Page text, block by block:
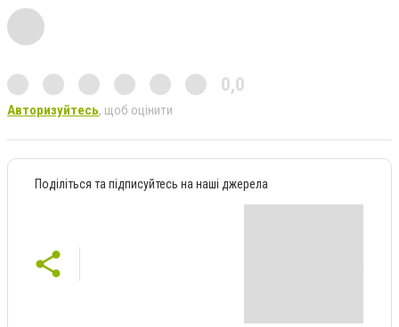
0,0
Авторизуйтесь, щоб оцінити
Поділіться та підписуйтесь на наші джерела